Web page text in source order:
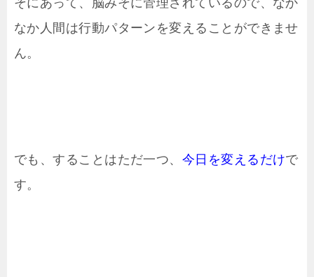
そにあって、脳みそに管理されているので、なか
なか人間は行動パターンを変えることができませ
ん。
でも、することはただ一つ、 今日を変えるだけで
す。